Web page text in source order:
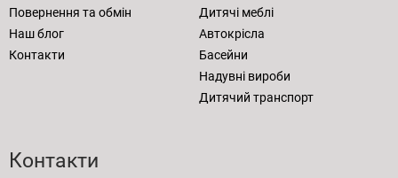
Повернення та обмін
Наш блог
Контакти
Дитячі меблі
Автокрісла
Басейни
Надувні вироби
Дитячий транспорт
Контакти